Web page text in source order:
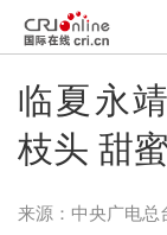
临夏永
枝头 甜
来源：中央广电总